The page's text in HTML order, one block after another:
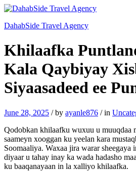
DahabSide Travel Agency
Khilaafka
Kala Qaybiyay
Siyaasadeed ee
June 28, 2025 /by ayanle876 /in
Qodobkan khilaafku wuxuu u muuqdaa
saameyn xooggan ku yeelan kara
Soomaaliya. Waxaa jira warar sheegaya
diyaar u tahay inay ka wada hadasho
ku baaqanayaan in la xalliyo khilaafka.